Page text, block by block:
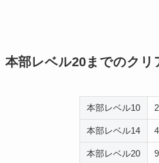
本部レベル20までのクリ
本部レベル10
本部レベル14
本部レベル20